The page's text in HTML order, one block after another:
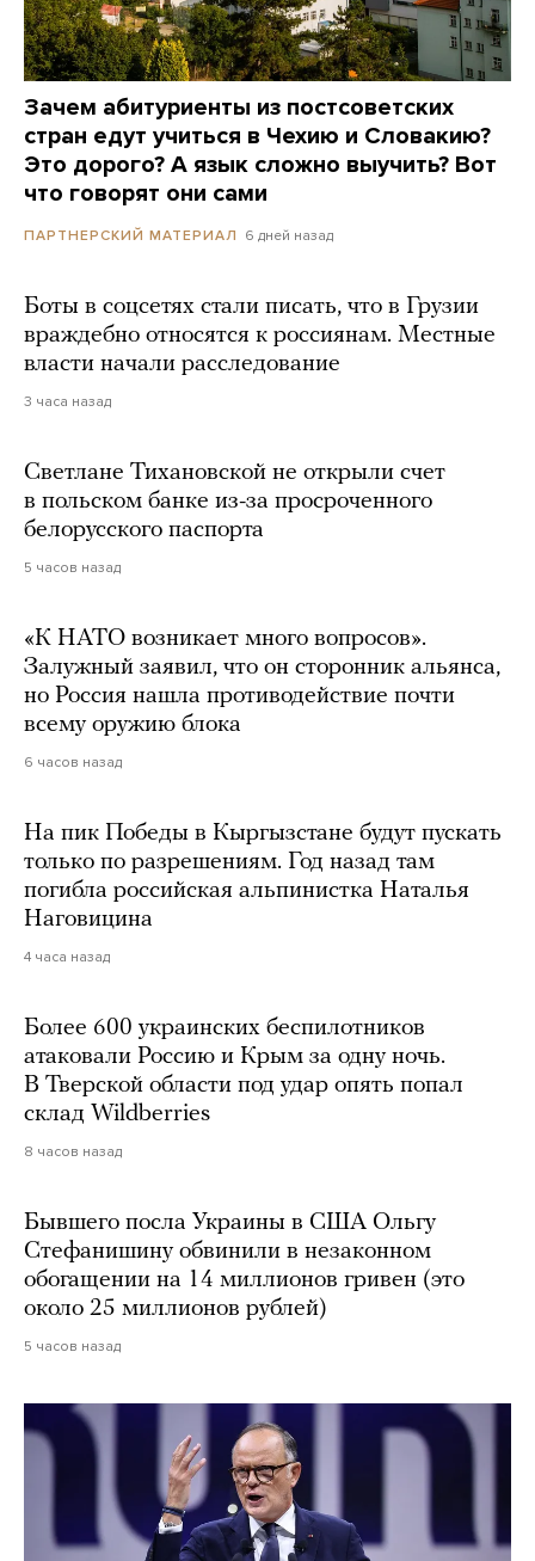
Зачем абитуриенты из постсоветских
стран едут учиться в Чехию и Словакию?
Это дорого? А язык сложно выучить? Вот
что говорят они сами
ПАРТНЕРСКИЙ МАТЕРИАЛ 6 дней назад
Боты в соцсетях стали писать, что в Грузии
враждебно относятся к россиянам. Местные
власти начали расследование
3 часа назад
Светлане Тихановской не открыли счет
в польском банке из-за просроченного
белорусского паспорта
5 часов назад
«К НАТО возникает много вопросов».
Залужный заявил, что он сторонник альянса,
но Россия нашла противодействие почти
всему оружию блока
6 часов назад
На пик Победы в Кыргызстане будут пускать
только по разрешениям. Год назад там
погибла российская альпинистка Наталья
Наговицина
4 часа назад
Более 600 украинских беспилотников
атаковали Россию и Крым за одну ночь.
В Тверской области под удар опять попал
склад Wildberries
8 часов назад
Бывшего посла Украины в США Ольгу
Стефанишину обвинили в незаконном
обогащении на 14 миллионов гривен (это
около 25 миллионов рублей)
5 часов назад